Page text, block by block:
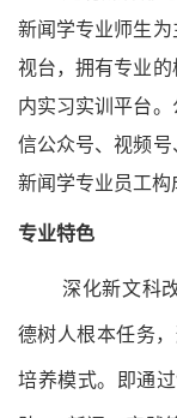
新闻学专业师生
视台，拥有专业
内实习实训平台
信公众号、视频
新闻学专业员工构
专业特色
深化新文科
德树人根本任务
培养模式。即通过